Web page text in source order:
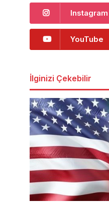
Instagram
YouTube
İlginizi Çekebilir